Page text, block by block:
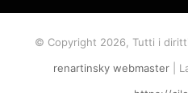
© Copyright 2026, Tutti i
renartinsky webmaster |